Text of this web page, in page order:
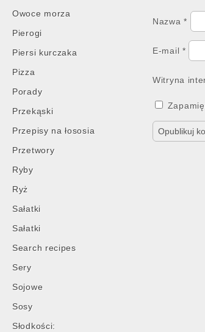
Owoce morza
Pierogi
Piersi kurczaka
Pizza
Porady
Przekąski
Przepisy na łososia
Przetwory
Ryby
Ryż
Sałatki
Sałatki
Search recipes
Sery
Sojowe
Sosy
Słodkości:
Nazwa*
E-mail *
Witryna